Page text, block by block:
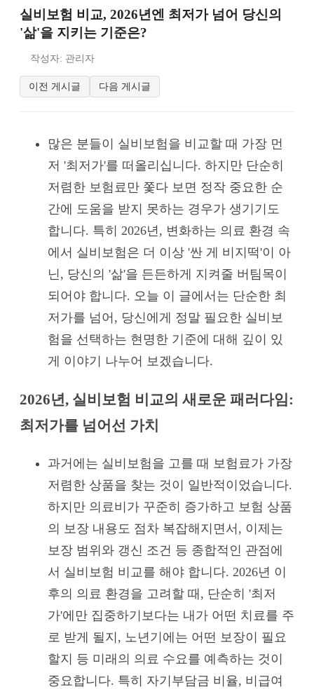
실비보험 비교, 2026년엔 최저가 넘어 당신의
'삶'을 지키는 기준은?
작성자: 관리자
이전 게시글 다음 게시글
많은 분들이 실비보험을 비교할 때 가장 먼
저 '최저가'를 떠올리십니다. 하지만 단순히
저렴한 보험료만 쫓다 보면 정작 중요한 순
간에 도움을 받지 못하는 경우가 생기기도
합니다. 특히 2026년, 변화하는 의료 환경 속
에서 실비보험은 더 이상 '싼 게 비지떡'이 아
닌, 당신의 '삶'을 든든하게 지켜줄 버팀목이
되어야 합니다. 오늘 이 글에서는 단순한 최
저가를 넘어, 당신에게 정말 필요한 실비보
험을 선택하는 현명한 기준에 대해 깊이 있
게 이야기 나누어 보겠습니다.
2026년, 실비보험 비교의 새로운 패러다임:
최저가를 넘어선 가치
과거에는 실비보험을 고를 때 보험료가 가장
저렴한 상품을 찾는 것이 일반적이었습니다.
하지만 의료비가 꾸준히 증가하고 보험 상품
의 보장 내용도 점차 복잡해지면서, 이제는
보장 범위와 갱신 조건 등 종합적인 관점에
서 실비보험 비교를 해야 합니다. 2026년 이
후의 의료 환경을 고려할 때, 단순히 '최저
가'에만 집중하기보다는 내가 어떤 치료를 주
로 받게 될지, 노년기에는 어떤 보장이 필요
할지 등 미래의 의료 수요를 예측하는 것이
중요합니다. 특히 자기부담금 비율, 비급여